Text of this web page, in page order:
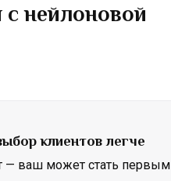
нейлоновой
клиентов легче
— ваш может стать первым